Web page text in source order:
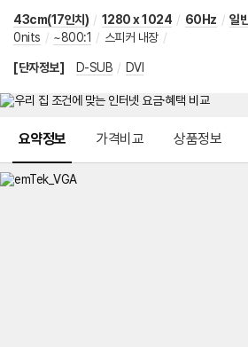
43cm(17인치) / 1280 x 1024 / 60Hz / 일
0nits / ~800:1 / 스피커 내장 /
[단자정보] D-SUB / DVI
요약정보 가격비교 상품정보